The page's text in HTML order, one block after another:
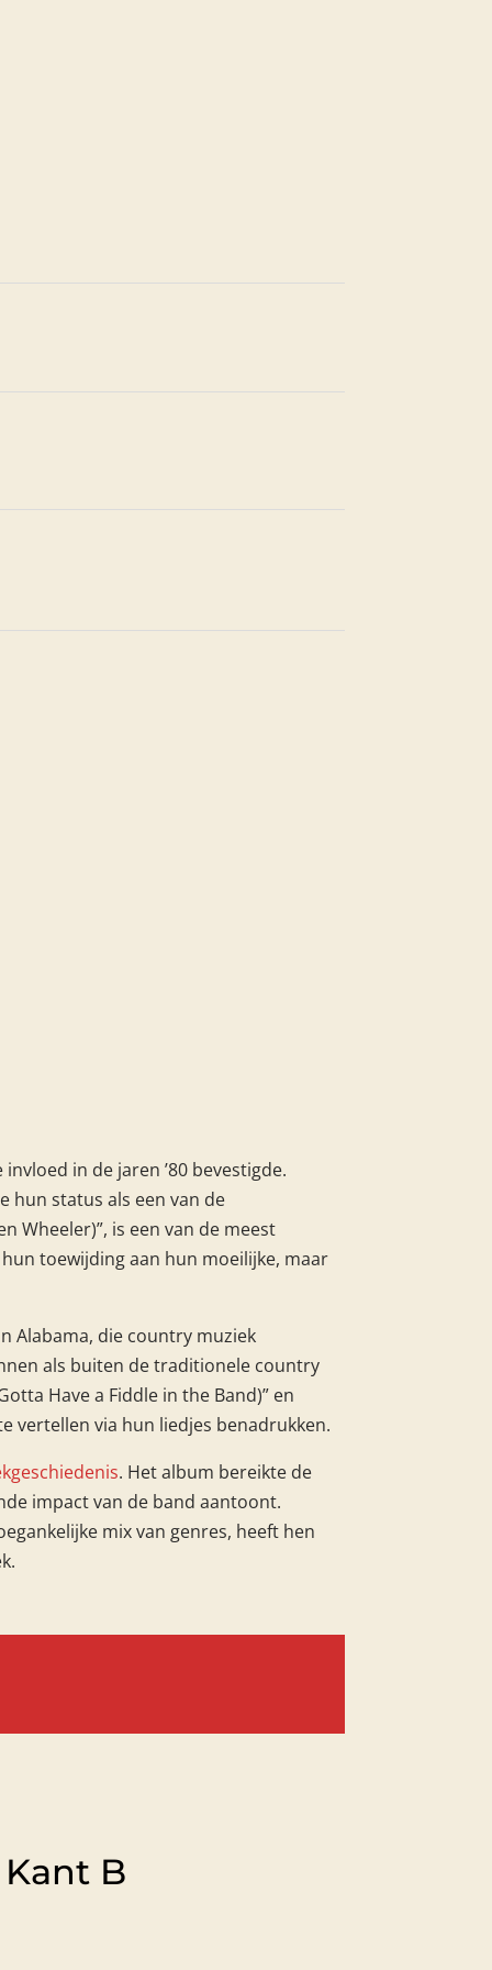
in de jaren ’80 bevestigde.
hun status als een van de
Wheeler)”, is een van de meest
toewijding aan hun moeilijke, maar
Alabama, die country muziek
als buiten de traditionele country
Have a Fiddle in the Band)” en
vertellen via hun liedjes benadrukken.
. Het album bereikte de
impact van de band aantoont.
mix van genres, heeft hen
Kant B